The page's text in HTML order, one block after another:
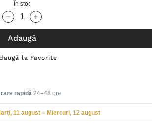
În stoc
Adaugă
la Favorite
rapidă24–48 ore
11 august – Miercuri, 12 august